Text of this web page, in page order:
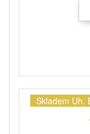
Skladem Uh.